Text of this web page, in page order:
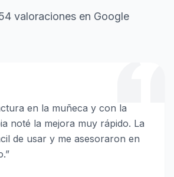
valoraciones en Google
en la muñeca y con la
noté la mejora muy rápido. La
de usar y me asesoraron en
”